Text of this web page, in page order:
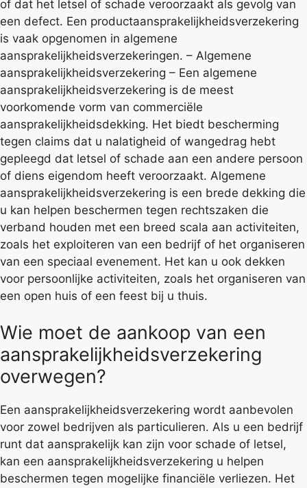
of dat het letsel of schade veroorzaakt als gevolg van
een defect. Een productaansprakelijkheidsverzekering
is vaak opgenomen in algemene
aansprakelijkheidsverzekeringen. – Algemene
aansprakelijkheidsverzekering – Een algemene
aansprakelijkheidsverzekering is de meest
voorkomende vorm van commerciële
aansprakelijkheidsdekking. Het biedt bescherming
tegen claims dat u nalatigheid of wangedrag hebt
gepleegd dat letsel of schade aan een andere persoon
of diens eigendom heeft veroorzaakt. Algemene
aansprakelijkheidsverzekering is een brede dekking die
u kan helpen beschermen tegen rechtszaken die
verband houden met een breed scala aan activiteiten,
zoals het exploiteren van een bedrijf of het organiseren
van een speciaal evenement. Het kan u ook dekken
voor persoonlijke activiteiten, zoals het organiseren van
een open huis of een feest bij u thuis.
Wie moet de aankoop van een
aansprakelijkheidsverzekering
overwegen?
Een aansprakelijkheidsverzekering wordt aanbevolen
voor zowel bedrijven als particulieren. Als u een bedrijf
runt dat aansprakelijk kan zijn voor schade of letsel,
kan een aansprakelijkheidsverzekering u helpen
beschermen tegen mogelijke financiële verliezen. Het